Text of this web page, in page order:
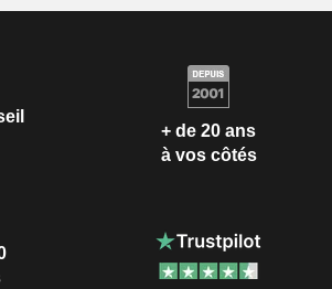
+ de 20 ans
à vos côtés